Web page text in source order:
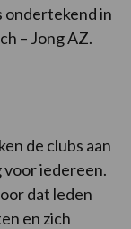
ondertekend in
– Jong AZ.
de clubs aan
iedereen.
dat leden
en zich